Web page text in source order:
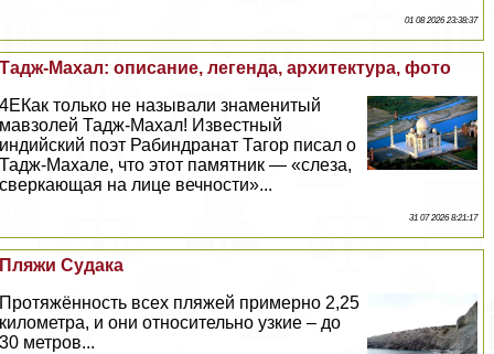
01 08 2026 23:38:37
Тадж-Махал: описание, легенда, архитектура, фото
4EКак только не называли знаменитый
мавзолей Тадж-Махал! Известный
индийский поэт Рабиндранат Тагор писал о
Тадж-Махале, что этот памятник — «слеза,
сверкающая на лице вечности»...
31 07 2026 8:21:17
Пляжи Судака
Протяжённость всех пляжей примерно 2,25
километра, и они относительно узкие – до
30 метров...